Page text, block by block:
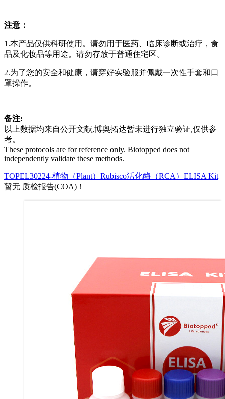
注意：
1.本产品仅供科研使用。请勿用于医药、临床诊断或治疗，食
品及化妆品等用途。请勿存放于普通住宅区。
2.为了您的安全和健康，请穿好实验服并佩戴一次性手套和口
罩操作。
备注:
以上数据均来自公开文献,博奥拓达暂未进行独立验证,仅供参
考。
These protocols are for reference only. Biotopped does not
independently validate these methods.
TOPEL30224-植物（Plant）Rubisco活化酶（RCA）ELISA Kit
暂无 质检报告(COA)！